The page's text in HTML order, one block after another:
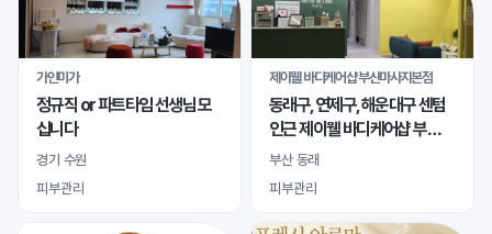
가인미가
정규직 or 파트타임 선생님 모
십니다
경기 수원
피부관리
제이웰 바디케어샵 부산마사지본점
동래구, 연제구, 해운대구 센텀
인근 제이웰 바디케어샵 부산
마사지본점 여자 관리사님 모
십니다
부산 동래
피부관리